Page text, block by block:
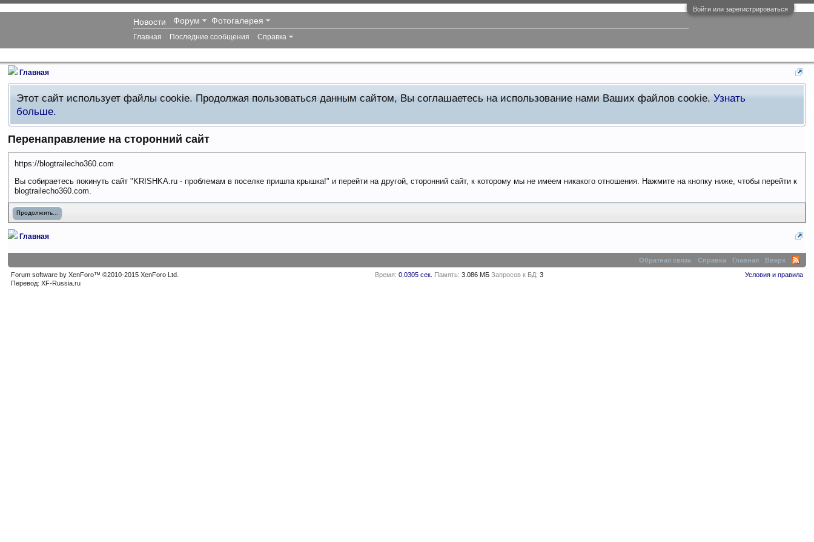
Войти или зарегистрироваться
Главная
Этот сайт использует файлы cookie. Продолжая пользоваться данным сайтом, Вы соглашаетесь на использование нами Ваших файлов cookie.Узнать
больше.
Перенаправление на сторонний сайт
https://blogtrailecho360.com
Вы собираетесь покинуть сайт "KRISHKA.ru - проблемам в поселке пришла крышка!" и перейти на другой, сторонний сайт, к которому мы не имеем никакого отношения. Нажмите на кнопку ниже, чтобы перейти к
blogtrailecho360.com.
Продолжить...
Главная
Новости
Главная Последние сообщения Справка
Форум Фотогалерея
Обратная связь Справка Главная
Вверх
Условия и правила
Forum software by XenForo™©2010-2015 XenForo Ltd.
Перевод:XF-Russia.ru
Время: 0.0305 сек. Память: 3.086 МБ Запросов к БД: 3